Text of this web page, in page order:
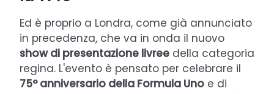
Ed è proprio a Londra, come già annunciato
in precedenza, che va in onda il nuovo
show di presentazione livree della categoria
regina. L'evento è pensato per celebrare il
75° anniversario della Formula Uno e di